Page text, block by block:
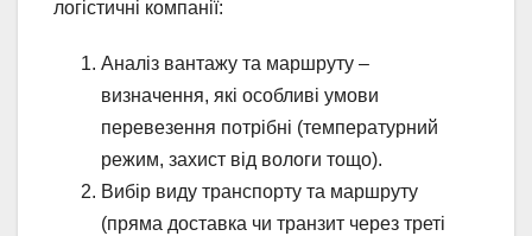
логістичні компанії:
Аналіз вантажу та маршруту –
визначення, які особливі умови
перевезення потрібні (температурний
режим, захист від вологи тощо).
Вибір виду транспорту та маршруту
(пряма доставка чи транзит через треті